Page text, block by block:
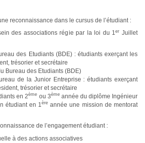
reconnaissance dans le cursus de l’étudiant :
des associations régie par la loi du 1er Juillet
des Etudiants (BDE) : étudiants exerçant les
trésorier et secrétaire
Bureau des Etudiants (BDE)
de la Junior Entreprise : étudiants exerçant
trésorier et secrétaire
en 2ème ou 3èmeannée du diplôme Ingénieur
étudiant en 1ère année une mission de mentorat
de l’engagement étudiant :
à des actions associatives